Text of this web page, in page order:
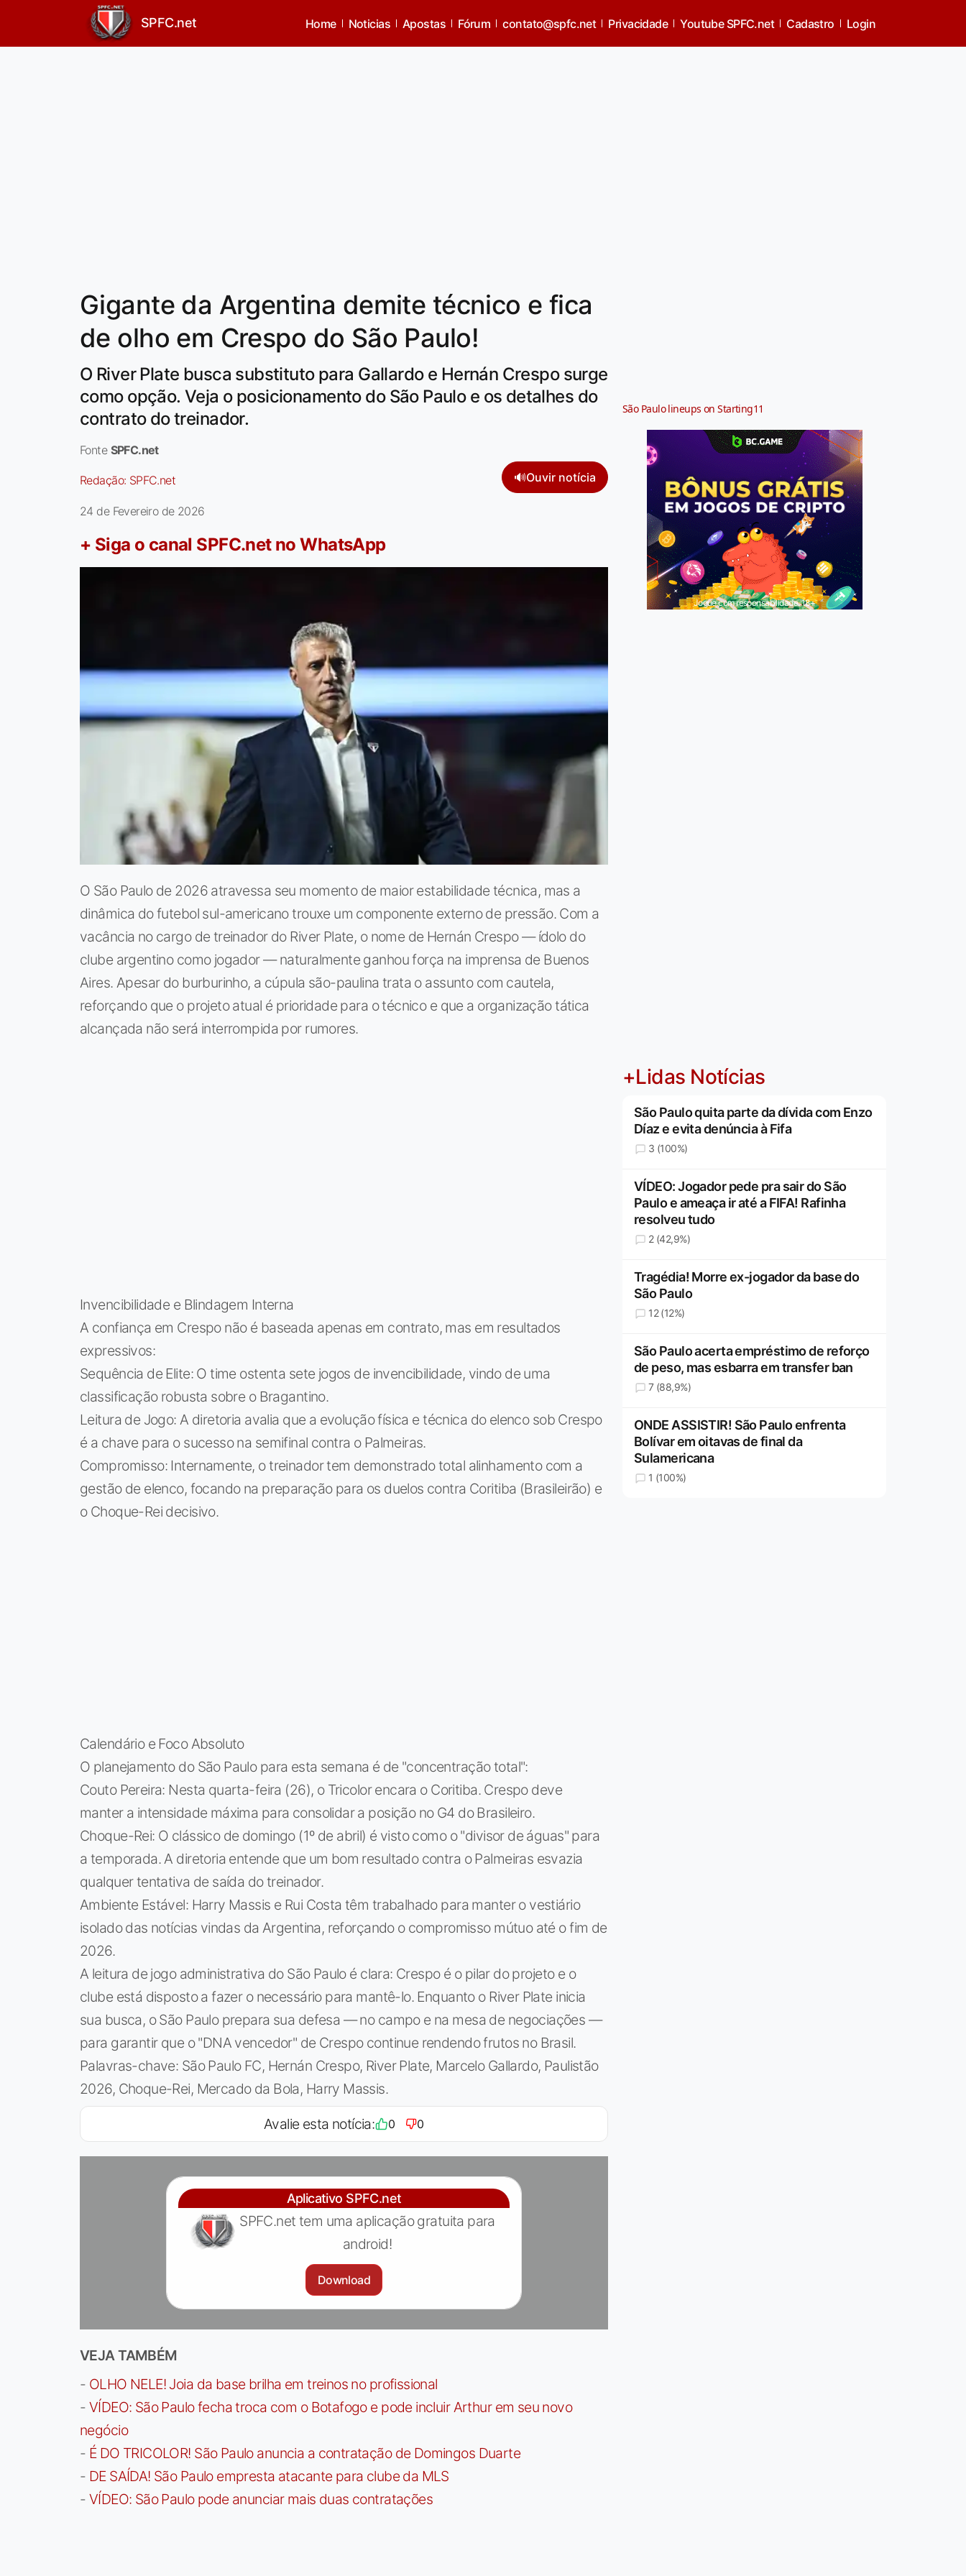
SPFC.net Home Noticias Apostas Fórum contato@spfc.net Privacidade Youtube SPFC.net Cadastro Login
Gigante da Argentina demite técnico e fica
de olho em Crespo do São Paulo!
O River Plate busca substituto para Gallardo e Hernán Crespo surge
como opção. Veja o posicionamento do São Paulo e os detalhes do
contrato do treinador.
Fonte SPFC.net
Redação: SPFC.net 🔊Ouvir notícia
24 de Fevereiro de 2026
+ Siga o canal SPFC.net no WhatsApp
O São Paulo de 2026 atravessa seu momento de maior estabilidade técnica, mas a
dinâmica do futebol sul-americano trouxe um componente externo de pressão. Com a
vacância no cargo de treinador do River Plate, o nome de Hernán Crespo — ídolo do
clube argentino como jogador — naturalmente ganhou força na imprensa de Buenos
Aires. Apesar do burburinho, a cúpula são-paulina trata o assunto com cautela,
reforçando que o projeto atual é prioridade para o técnico e que a organização tática
alcançada não será interrompida por rumores.
Invencibilidade e Blindagem Interna
A confiança em Crespo não é baseada apenas em contrato, mas em resultados
expressivos:
Sequência de Elite: O time ostenta sete jogos de invencibilidade, vindo de uma
classificação robusta sobre o Bragantino.
Leitura de Jogo: A diretoria avalia que a evolução física e técnica do elenco sob Crespo
é a chave para o sucesso na semifinal contra o Palmeiras.
Compromisso: Internamente, o treinador tem demonstrado total alinhamento com a
gestão de elenco, focando na preparação para os duelos contra Coritiba (Brasileirão) e
o Choque-Rei decisivo.
Calendário e Foco Absoluto
O planejamento do São Paulo para esta semana é de "concentração total":
Couto Pereira: Nesta quarta-feira (26), o Tricolor encara o Coritiba. Crespo deve
manter a intensidade máxima para consolidar a posição no G4 do Brasileiro.
Choque-Rei: O clássico de domingo (1º de abril) é visto como o "divisor de águas" para
a temporada. A diretoria entende que um bom resultado contra o Palmeiras esvazia
qualquer tentativa de saída do treinador.
Ambiente Estável: Harry Massis e Rui Costa têm trabalhado para manter o vestiário
isolado das notícias vindas da Argentina, reforçando o compromisso mútuo até o fim de
2026.
A leitura de jogo administrativa do São Paulo é clara: Crespo é o pilar do projeto e o
clube está disposto a fazer o necessário para mantê-lo. Enquanto o River Plate inicia
sua busca, o São Paulo prepara sua defesa — no campo e na mesa de negociações —
para garantir que o "DNA vencedor" de Crespo continue rendendo frutos no Brasil.
Palavras-chave: São Paulo FC, Hernán Crespo, River Plate, Marcelo Gallardo, Paulistão
2026, Choque-Rei, Mercado da Bola, Harry Massis.
Avalie esta notícia: 0 0
Aplicativo SPFC.net
SPFC.net tem uma aplicação gratuita para
android!
Download
VEJA TAMBÉM
- OLHO NELE! Joia da base brilha em treinos no profissional
- VÍDEO: São Paulo fecha troca com o Botafogo e pode incluir Arthur em seu novo
negócio
- É DO TRICOLOR! São Paulo anuncia a contratação de Domingos Duarte
- DE SAÍDA! São Paulo empresta atacante para clube da MLS
- VÍDEO: São Paulo pode anunciar mais duas contratações
São Paulo lineups on Starting11
Jogue com responsabilidade. 18+
+Lidas Notícias
São Paulo quita parte da dívida com Enzo
Díaz e evita denúncia à Fifa
3 (100%)
VÍDEO: Jogador pede pra sair do São
Paulo e ameaça ir até a FIFA! Rafinha
resolveu tudo
2 (42,9%)
Tragédia! Morre ex-jogador da base do
São Paulo
12 (12%)
São Paulo acerta empréstimo de reforço
de peso, mas esbarra em transfer ban
7 (88,9%)
ONDE ASSISTIR! São Paulo enfrenta
Bolívar em oitavas de final da
Sulamericana
1 (100%)